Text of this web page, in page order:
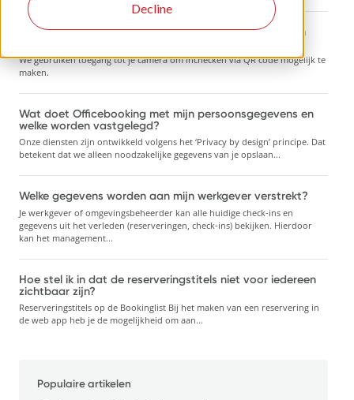
Decline
Waarom vraagt de mobiele app toestemming om mijn
We gebruiken toegang tot je camera om inchecken via QR code mogelijk te
maken.
Wat doet Officebooking met mijn persoonsgegevens en
welke worden vastgelegd?
Onze diensten zijn ontwikkeld volgens het ‘Privacy by design’ principe. Dat
betekent dat we alleen noodzakelijke gegevens van je opslaan...
Welke gegevens worden aan mijn werkgever verstrekt?
Je werkgever of omgevingsbeheerder kan alle huidige check-ins en
gegevens uit het verleden (reserveringen, check-ins) bekijken. Hierdoor
kan het management...
Hoe stel ik in dat de reserveringstitels niet voor iedereen
zichtbaar zijn?
Reserveringstitels op de Bookinglist Bij het maken van een reservering in
de web app heb je de mogelijkheid om aan...
Populaire artikelen